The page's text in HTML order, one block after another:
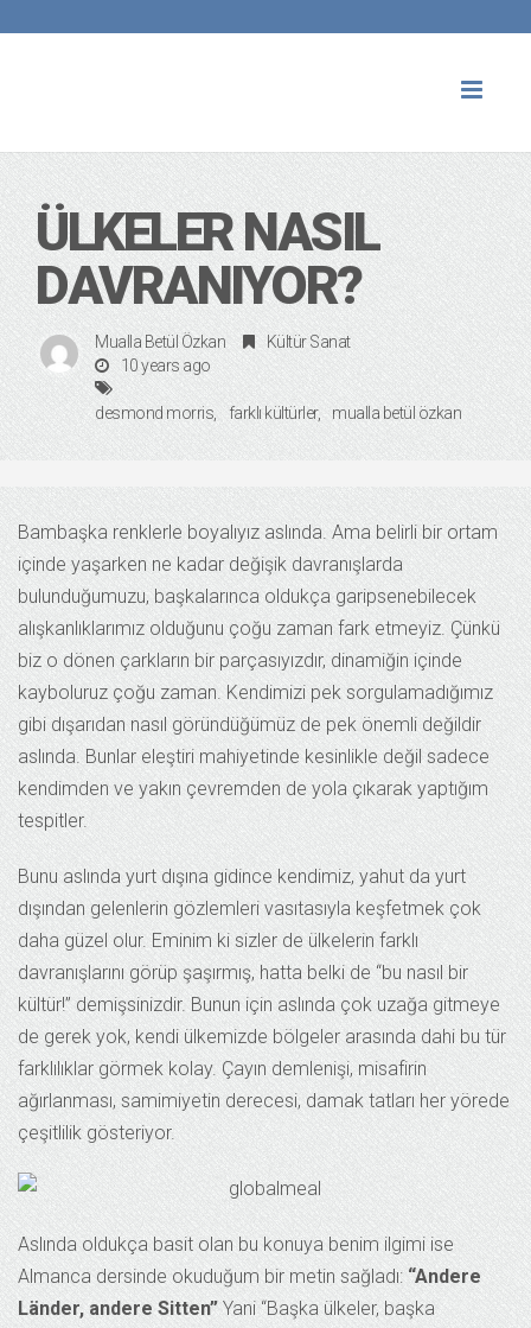
ÜLKELER NASIL
DAVRANIYOR?
Mualla Betül Özkan
Kültür Sanat
10 years ago
desmond morris farklı kültürler mualla betül özkan
Bambaşka renklerle boyalıyız aslında. Ama belirli bir ortam
içinde yaşarken ne kadar değişik davranışlarda
bulunduğumuzu, başkalarınca oldukça garipsenebilecek
alışkanlıklarımız olduğunu çoğu zaman fark etmeyiz. Çünkü
biz o dönen çarkların bir parçasıyızdır, dinamiğin içinde
kayboluruz çoğu zaman. Kendimizi pek sorgulamadığımız
gibi dışarıdan nasıl göründüğümüz de pek önemli değildir
aslında. Bunlar eleştiri mahiyetinde kesinlikle değil sadece
kendimden ve yakın çevremden de yola çıkarak yaptığım
tespitler.
Bunu aslında yurt dışına gidince kendimiz, yahut da yurt
dışından gelenlerin gözlemleri vasıtasıyla keşfetmek çok
daha güzel olur. Eminim ki sizler de ülkelerin farklı
davranışlarını görüp şaşırmış, hatta belki de “bu nasıl bir
kültür!” demişsinizdir. Bunun için aslında çok uzağa gitmeye
de gerek yok, kendi ülkemizde bölgeler arasında dahi bu tür
farklılıklar görmek kolay. Çayın demlenişi, misafirin
ağırlanması, samimiyetin derecesi, damak tatları her yörede
çeşitlilik gösteriyor.
Aslında oldukça basit olan bu konuya benim ilgimi ise
Almanca dersinde okuduğum bir metin sağladı:“Andere
Länder, andere Sitten” Yani “Başka ülkeler, başka